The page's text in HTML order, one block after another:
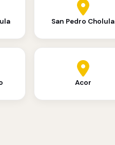
San Pedro Cholula
Acor